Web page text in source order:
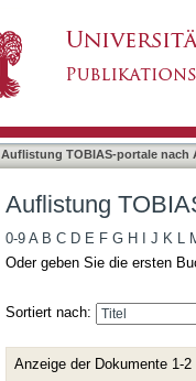
Auflistung TOBIAS-portale nach
Auflistung
0-9 A B C D E F G H J K L
Oder geben Sie die ersten
Sortiert nach:
Anzeige der Dokumente 1-2